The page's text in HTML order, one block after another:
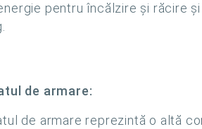
pentru încălzire și răcire
de armare:
de armare reprezintă o altă